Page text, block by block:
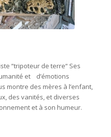
“tripoteur de terre“ Ses
et d’émotions
montre des mères à l’enfant,
des vanités, et diverses
et à son humeur.